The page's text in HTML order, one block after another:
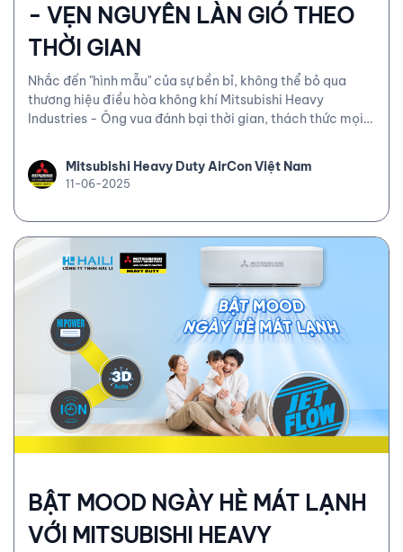
- VẸN NGUYÊN LÀN GIÓ THEO
THỜI GIAN
Nhắc đến "hình mẫu" của sự bền bỉ, không thể bỏ qua
thương hiệu điều hòa không khí Mitsubishi Heavy
Industries - Ông vua đánh bại thời gian, thách thức mọi
Mitsubishi Heavy Duty AirCon Việt Nam
11-06-2025
BẬT MOOD NGÀY HÈ MÁT LẠNH
VỚI MITSUBISHI HEAVY